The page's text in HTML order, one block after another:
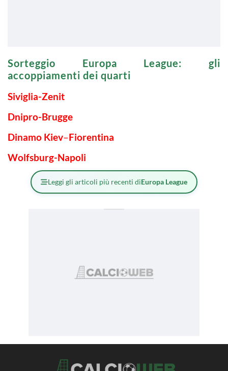
Sorteggio Europa League: gli
accoppiamenti dei quarti
Siviglia-Zenit
Dnipro-Brugge
Dinamo Kiev–Fiorentina
Wolfsburg-Napoli
Leggi gli articoli più recenti diEuropa League